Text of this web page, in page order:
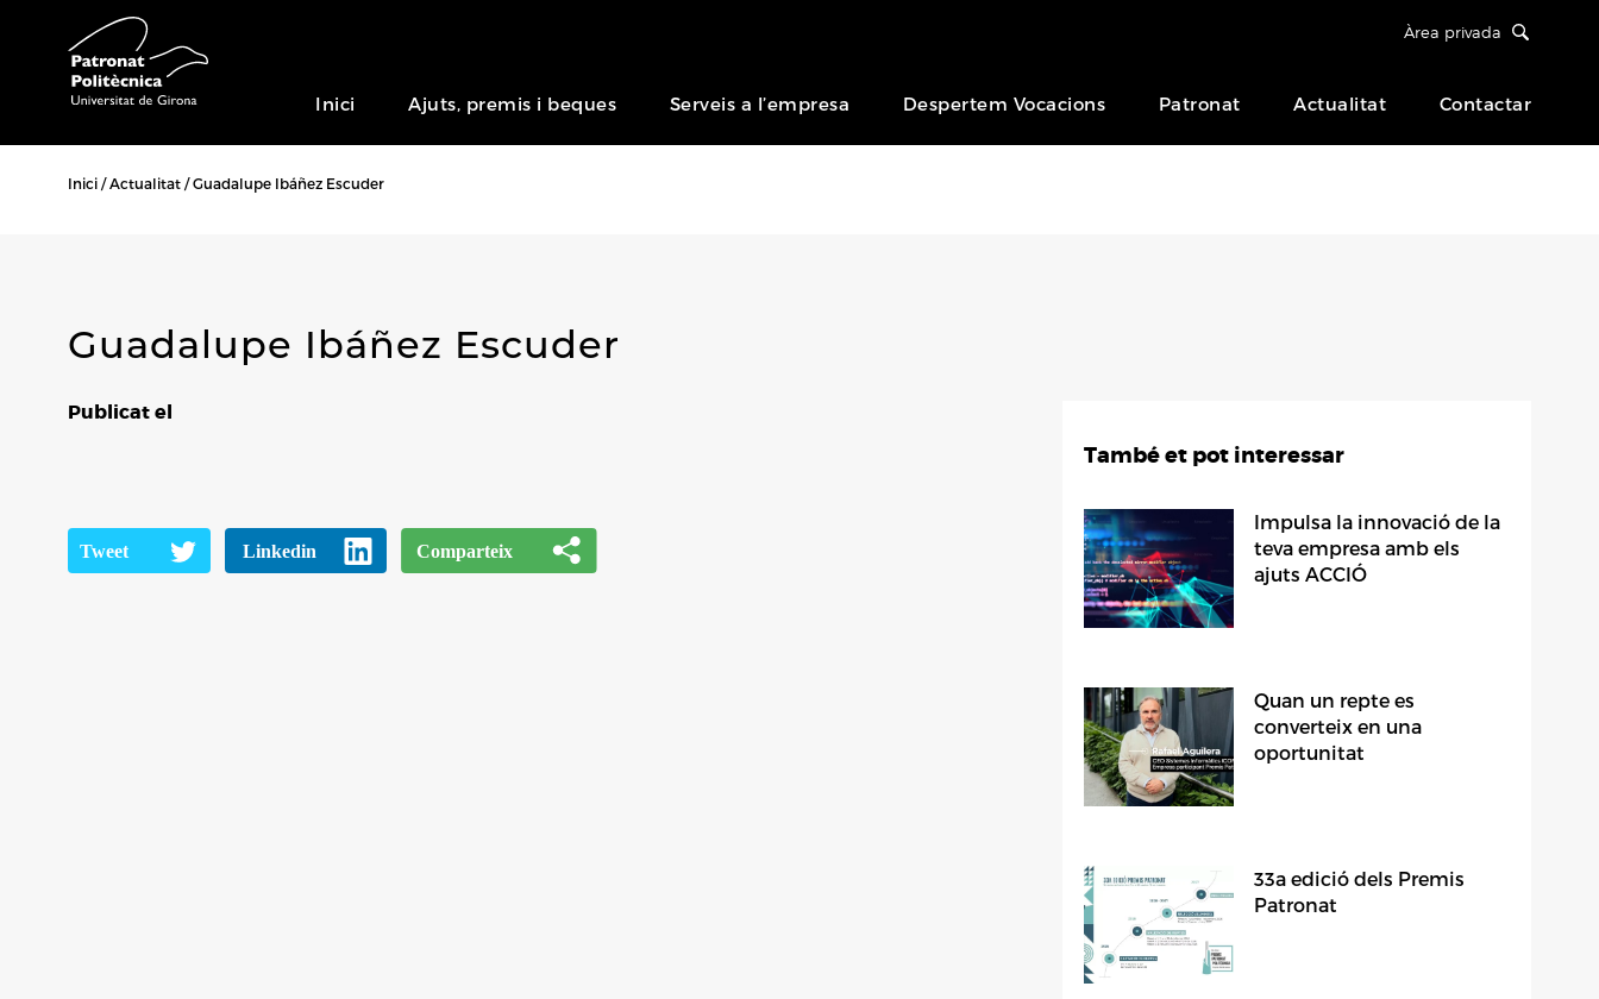
Àrea privada
Inici Ajuts, premis i beques Serveis a l’empresa Despertem Vocacions Patronat Actualitat Contactar
Inici Actualitat Guadalupe Ibáñez Escuder
Guadalupe Ibáñez Escuder
Publicat el
També et pot interessar
Impulsa la innovació de la
teva empresa amb els
ajuts ACCIÓ
Quan un repte es
converteix en una
oportunitat
33a edició dels Premis
Patronat